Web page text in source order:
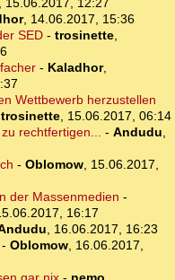
, 15.06.2017, 12:27
, 14.06.2017, 15:36
SED- trosinette,
- Kaladhor,
Wettbewerb herzustellen
trosinette, 15.06.2017, 06:14
rechtfertigen... - Andudu,
- Oblomow, 15.06.2017,
der Massenmedien -
16:17
, 16.06.2017, 16:23
Oblomow, 16.06.2017,